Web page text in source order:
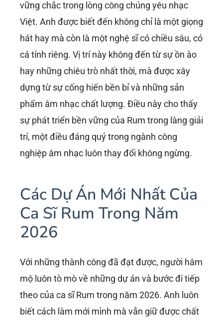
vững chắc trong lòng công chúng yêu nhạc
Việt. Anh được biết đến không chỉ là một giọng
hát hay mà còn là một nghệ sĩ có chiều sâu, có
cá tính riêng. Vị trí này không đến từ sự ồn ào
hay những chiêu trò nhất thời, mà được xây
dựng từ sự cống hiến bền bỉ và những sản
phẩm âm nhạc chất lượng. Điều này cho thấy
sự phát triển bền vững của Rum trong làng giải
trí, một điều đáng quý trong ngành công
nghiệp âm nhạc luôn thay đổi không ngừng.
Các Dự Án Mới Nhất Của
Ca Sĩ Rum Trong Năm
2026
Với những thành công đã đạt được, người hâm
mộ luôn tò mò về những dự án và bước đi tiếp
theo của ca sĩ Rum trong năm 2026. Anh luôn
biết cách làm mới mình mà vẫn giữ được chất